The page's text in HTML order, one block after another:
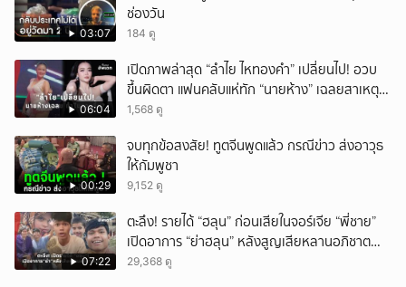
03:07
ช่องวัน
184 ดู
06:04
เปิดภาพล่าสุด “ลำไย ไหทองคำ” เปลี่ยนไป! อวบ
ขึ้นผิดตา แฟนคลับแห่ทัก “นายห้าง” เฉลยสาเหตุ
ชัด!
1,568 ดู
00:29
จบทุกข้อสงสัย! ทูตจีนพูดแล้ว กรณีข่าว ส่งอาวุธ
ให้กัมพูชา
9,152 ดู
07:22
ตะลึง! รายได้ “ฮลุน” ก่อนเสียในจอร์เจีย “พี่ชาย”
เปิดอาการ “ย่าฮลุน” หลังสูญเสียหลานอภิชาต
บุตร!
29,368 ดู